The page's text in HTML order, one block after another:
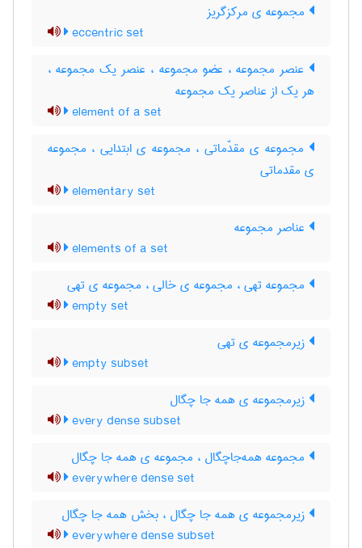
مجموعه ی مرکزگریز
eccentric set
عنصر مجموعه ، عضو مجموعه ، عنصر یک مجموعه ،
هر یک از عناصر یک مجموعه
element of a set
مجموعه ی مقدّماتی ، مجموعه ی ابتدایی ، مجموعه
ی مقدماتی
elementary set
عناصر مجموعه
elements of a set
مجموعه تهی ، مجموعه ی خالی ، مجموعه ی تهی
empty set
زیرمجموعه ی تهی
empty subset
زیرمجموعه ی همه جا چگال
every dense subset
مجموعه همه‌جاچگال ، مجموعه ی همه جا چگال
everywhere dense set
زیرمجموعه ی همه جا چگال ، بخش همه جا چگال
everywhere dense subset